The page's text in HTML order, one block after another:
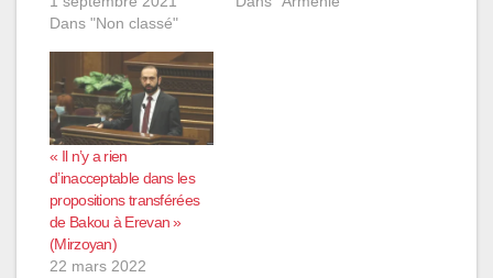
Dans "Non classé"
« Il n’y a rien
d’inacceptable dans les
propositions transférées
de Bakou à Erevan »
(Mirzoyan)
22 mars 2022